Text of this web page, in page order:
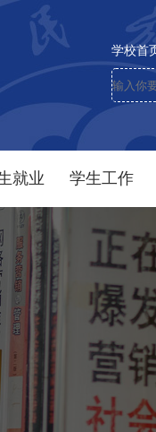
学校首
就业 学生工作